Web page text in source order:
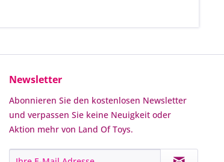
Newsletter
Abonnieren Sie den kostenlosen Newsletter
und verpassen Sie keine Neuigkeit oder
Aktion mehr von Land Of Toys.